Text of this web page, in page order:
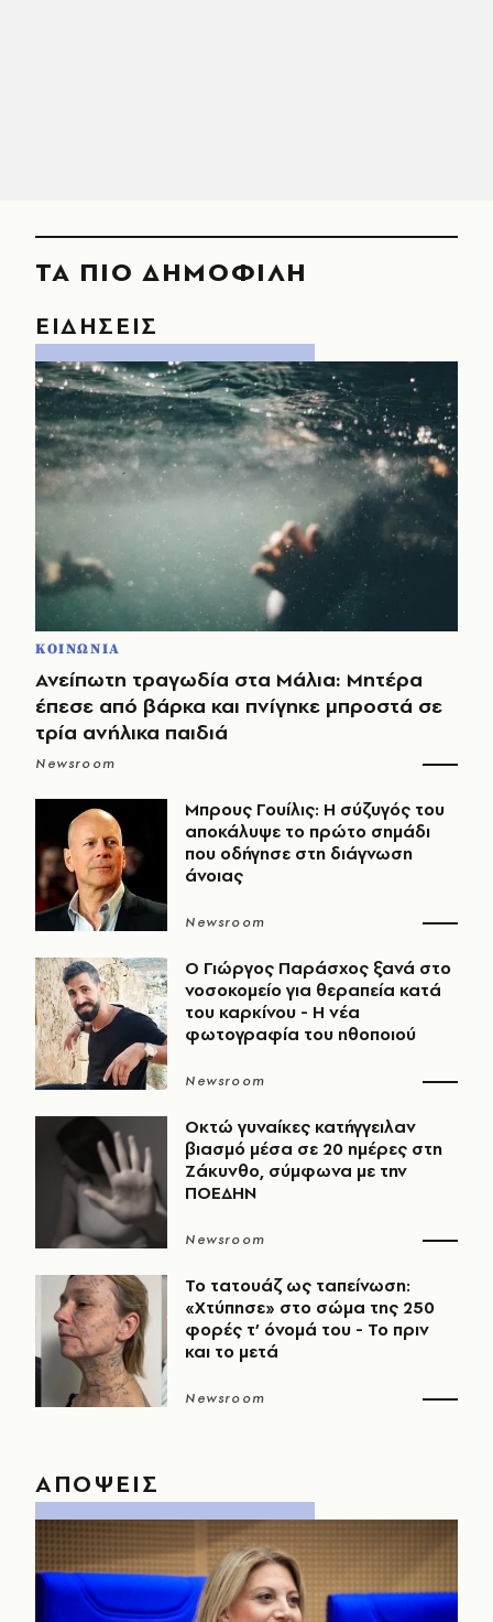
ΤΑ ΠΙΟ ΔΗΜΟΦΙΛΗ
ΕΙΔΗΣΕΙΣ
ΚΟΙΝΩΝΙΑ
Ανείπωτη τραγωδία στα Μάλια: Μητέρα
έπεσε από βάρκα και πνίγηκε μπροστά σε
τρία ανήλικα παιδιά
Newsroom
Μπρους Γουίλις: Η σύζυγός του
αποκάλυψε το πρώτο σημάδι
που οδήγησε στη διάγνωση
άνοιας
Newsroom
O Γιώργος Παράσχος ξανά στο
νοσοκομείο για θεραπεία κατά
του καρκίνου - Η νέα
φωτογραφία του ηθοποιού
Newsroom
Οκτώ γυναίκες κατήγγειλαν
βιασμό μέσα σε 20 ημέρες στη
Ζάκυνθο, σύμφωνα με την
ΠΟΕΔΗΝ
Newsroom
Το τατουάζ ως ταπείνωση:
«Χτύπησε» στο σώμα της 250
φορές τ’ όνομά του - Το πριν
και το μετά
Newsroom
ΑΠΟΨΕΙΣ